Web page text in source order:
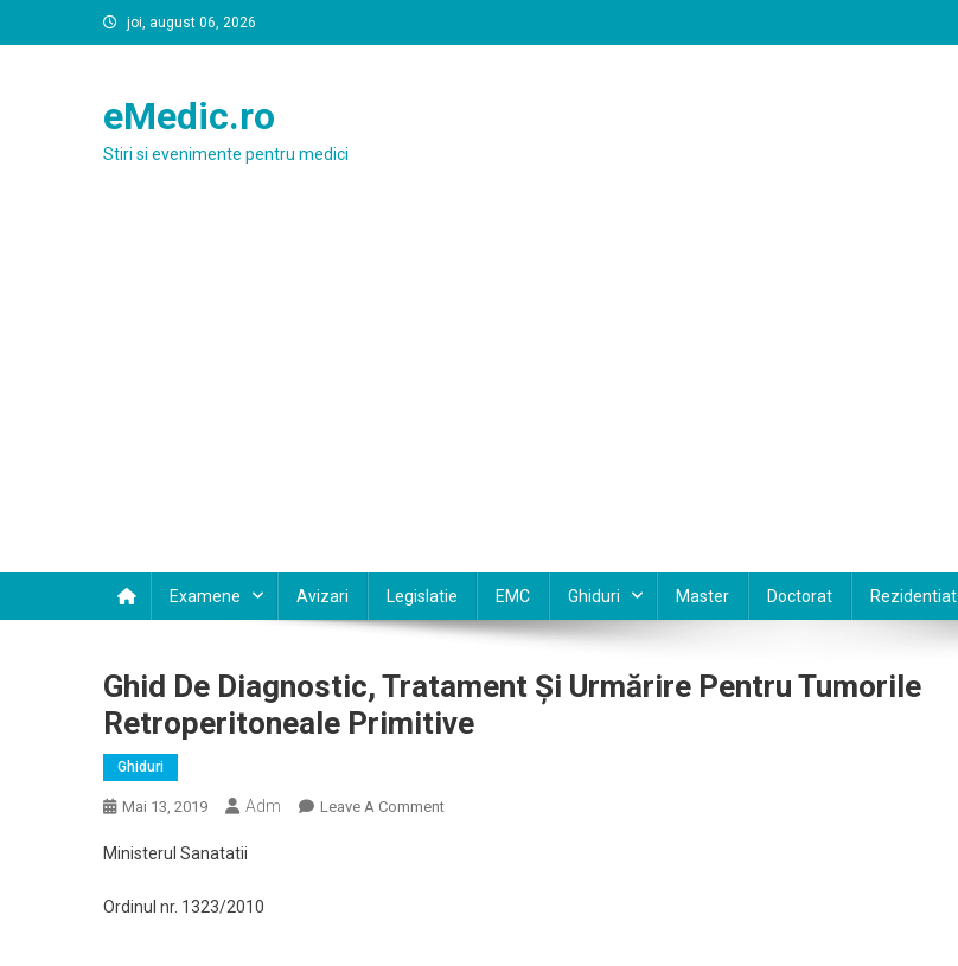
to
joi, august 06, 2026
eMedic.ro
Stiri si evenimente pentru medici
Examene Avizari Legislatie EMC Ghiduri Master Doctorat Rezidentiat
Ghid De Diagnostic, Tratament Şi Urmărire Pentru Tumorile
Retroperitoneale Primitive
Ghiduri
Mai 13, 2019 Adm Leave A CommentOn
Ministerul Sanatatii
Ordinul nr. 1323/2010